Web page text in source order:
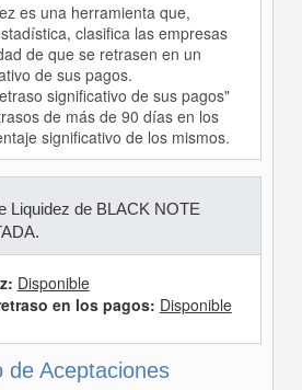
es una herramienta que,
clasifica las empresas
de que se retrasen en un
de sus pagos.
significativo de sus pagos"
de más de 90 días en los
significativo de los mismos.
Liquidez de BLACK NOTE
Disponible
en los pagos: Disponible
de Aceptaciones